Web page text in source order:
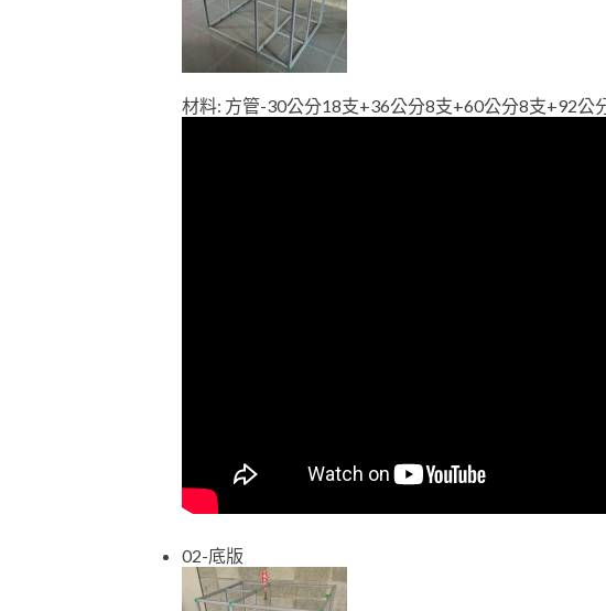
材料: 方管-30公分18支+36公分8支+60公分8支+92公
02-底版